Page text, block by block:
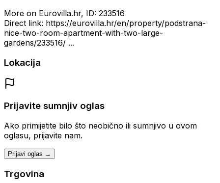
More on Eurovilla.hr, ID: 233516
Direct link: https://eurovilla.hr/en/property/podstrana-
nice-two-room-apartment-with-two-large-
gardens/233516/ ...
Lokacija
Prijavite sumnjiv oglas
Ako primijetite bilo što neobično ili sumnjivo u ovom
oglasu, prijavite nam.
Prijavi oglas →
Trgovina